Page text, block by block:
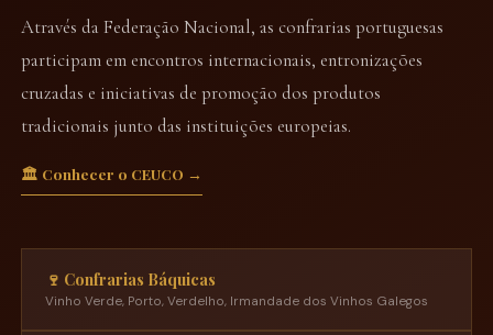
Através da Federação Nacional, as confrarias portuguesas
participam em encontros internacionais, entronizações
cruzadas e iniciativas de promoção dos produtos
tradicionais junto das instituições europeias.
🏛️ Conhecer o CEUCO →
🍷 Confrarias Báquicas
Vinho Verde, Porto, Verdelho, Irmandade dos Vinhos Galegos